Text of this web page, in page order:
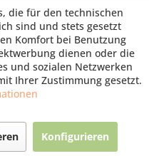
Paul e.K. | Westring 2 |
muehle.de
die für den technischen
sind und stets gesetzt
Komfort bei Benutzung
dienen oder die
und sozialen Netzwerken
Ihrer Zustimmung gesetzt.
Konfigurieren